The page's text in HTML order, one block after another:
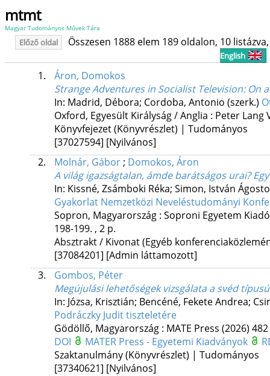
mtmt
Magyar Tudományos Művek Tára
Előző oldal Összesen 1888 elem 189 oldalon, 10
English
1.
Áron, Domokos
Strange Adventures in Socialist Television: On
In: Madrid, Débora; Cordoba, Antonio (szerk.)
Oxford, Egyesült Királyság / Anglia : Peter Lang
Könyvfejezet (Könyvrészlet) | Tudományos
[37027594] [Nyilvános]
2.
Molnár, Gábor; Domokos, Áron
A világ igazságtalan, ámde barátságos urai?
In: Kissné, Zsámboki Réka; Simon, István
Gyakorlat Nemzetközi Neveléstudományi
Sopron, Magyarország : Soproni Egyetem Kiadó
198-199. , 2 p.
Absztrakt / Kivonat (Egyéb
[37084201] [Admin láttamozott]
3.
Gombos, Péter
Megújulási lehetőségek vizsgálata a svéd
In: Józsa, Krisztián; Bencéné, Fekete Andrea;
Podráczky Judit tiszteletére
Gödöllő, Magyarország : MATE Press (2026)
DOI
MATER Press - Egyetemi Kiadványok
Szaktanulmány (Könyvrészlet) | Tudományos
[37340621] [Nyilvános]